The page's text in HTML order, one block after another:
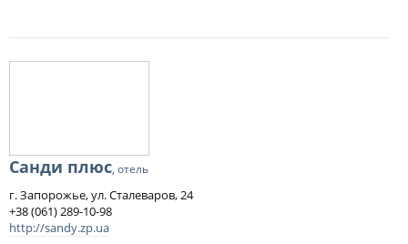
Санди плюс, отель
г. Запорожье, ул. Сталеваров, 24
+38 (061) 289-10-98
http://sandy.zp.ua